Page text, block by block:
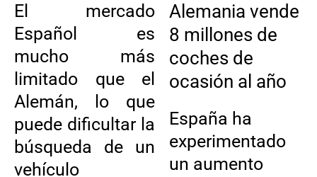
El mercado
Español es
mucho más
limitado que el
Alemán, lo que
puede dificultar la
búsqueda de un
vehículo
Alemania vende
8 millones de
coches de
ocasión al año
España ha
experimentado
un aumento